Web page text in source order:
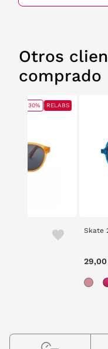
Otros
comprado
30% RELABS
Skate